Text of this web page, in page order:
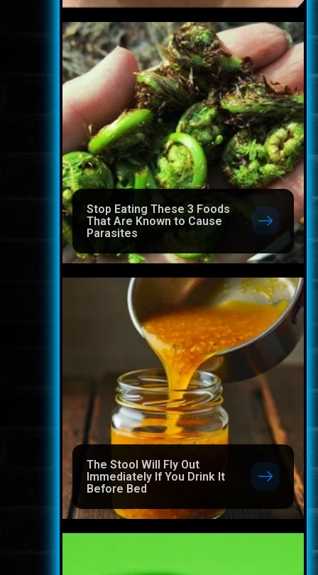
Stop Eating These 3 Foods
That Are Known to Cause
Parasites
The Stool Will Fly Out
Immediately If You Drink It
Before Bed